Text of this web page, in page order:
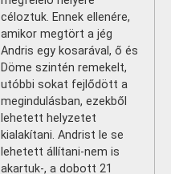
céloztuk. Ennek ellenére,
amikor megtört a jég
Andris egy kosarával, ő és
Döme szintén remekelt,
utóbbi sokat fejlődött a
megindulásban, ezekből
lehetett helyzetet
kialakítani. Andrist le se
lehetett állítani-nem is
akartuk-, a dobott 21